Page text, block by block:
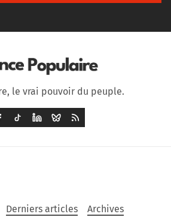
le vrai pouvoir du peuple.
Derniers articles
Archives